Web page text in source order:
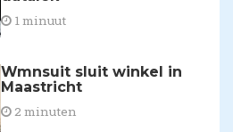
1 minuut
Wmnsuit sluit winkel in
Maastricht
2 minuten